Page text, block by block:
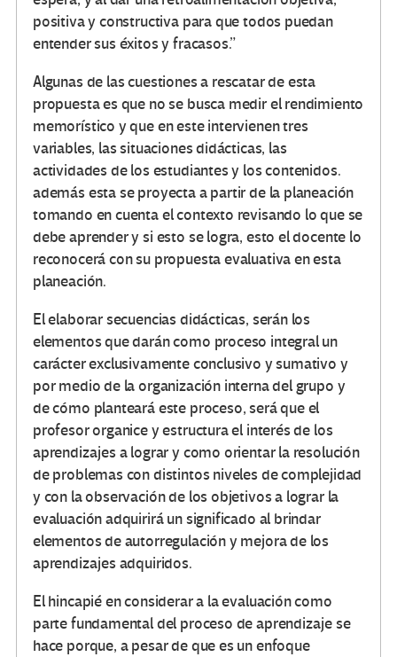
positiva y constructiva para que todos puedan
entender sus éxitos y fracasos.”
Algunas de las cuestiones a rescatar de esta
propuesta es que no se busca medir el rendimiento
memorístico y que en este intervienen tres
variables, las situaciones didácticas, las
actividades de los estudiantes y los contenidos.
además esta se proyecta a partir de la planeación
tomando en cuenta el contexto revisando lo que se
debe aprender y si esto se logra, esto el docente lo
reconocerá con su propuesta evaluativa en esta
planeación.
El elaborar secuencias didácticas, serán los
elementos que darán como proceso integral un
carácter exclusivamente conclusivo y sumativo y
por medio de la organización interna del grupo y
de cómo planteará este proceso, será que el
profesor organice y estructura el interés de los
aprendizajes a lograr y como orientar la resolución
de problemas con distintos niveles de complejidad
y con la observación de los objetivos a lograr la
evaluación adquirirá un significado al brindar
elementos de autorregulación y mejora de los
aprendizajes adquiridos.
El hincapié en considerar a la evaluación como
parte fundamental del proceso de aprendizaje se
hace porque, a pesar de que es un enfoque